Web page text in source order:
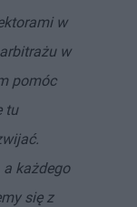
w
w
pomóc
tu
a każdego
się z